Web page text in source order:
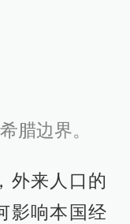
腊边界。
外来人口的
影响本国经